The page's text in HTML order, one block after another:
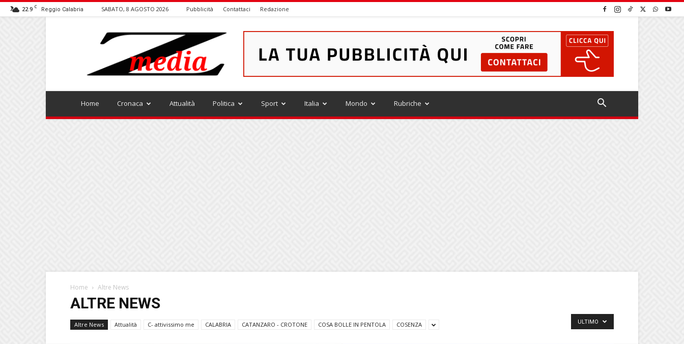
22.9 C Reggio Calabria SABATO, 8 AGOSTO 2026 Pubblicità Contattaci Redazione
ZMEDIA
Home Cronaca Attualità Politica Sport Italia Mondo Rubriche
Home Altre News
ALTRE NEWS
Altre News Attualità C- attivissimo me CALABRIA CATANZARO - CROTONE COSA BOLLE IN PENTOLA COSENZA ULTIMO